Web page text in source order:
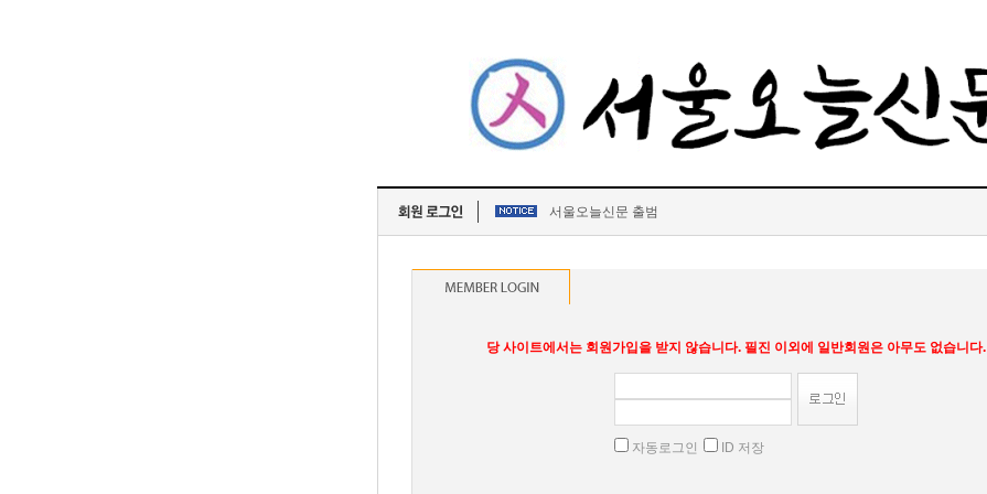
서울오늘신문 출범
당 사이트에서는 회원가입을 받지 않습니다. 필진 이외에 일반회원은 아무도 없습니다.
자동로그인 ID 저장